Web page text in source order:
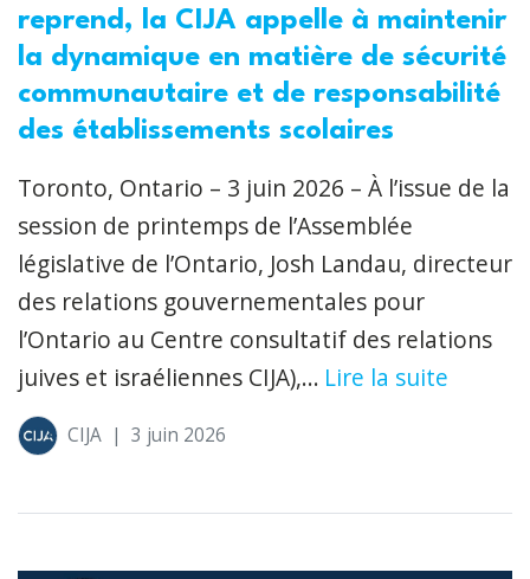
reprend, la CIJA appelle à maintenir
la dynamique en matière de sécurité
communautaire et de responsabilité
des établissements scolaires
Toronto, Ontario – 3 juin 2026 – À l’issue de la
session de printemps de l’Assemblée
législative de l’Ontario, Josh Landau, directeur
des relations gouvernementales pour
l’Ontario au Centre consultatif des relations
juives et israéliennes CIJA),... Lire la suite
CIJA | 3 juin 2026